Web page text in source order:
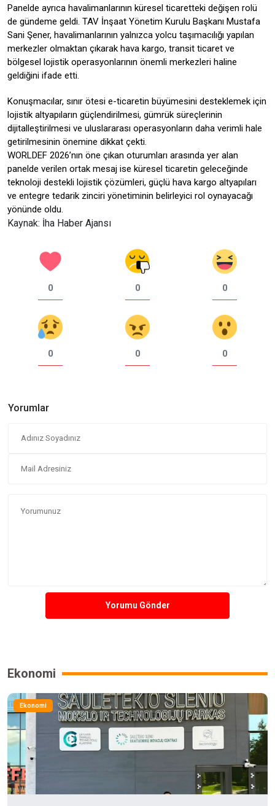
Panelde ayrıca havalimanlarının küresel ticaretteki değişen rolü
de gündeme geldi. TAV İnşaat Yönetim Kurulu Başkanı Mustafa
Sani Şener, havalimanlarının yalnızca yolcu taşımacılığı yapılan
merkezler olmaktan çıkarak hava kargo, transit ticaret ve
bölgesel lojistik operasyonlarının önemli merkezleri haline
geldiğini ifade etti.
Konuşmacılar, sınır ötesi e-ticaretin büyümesini desteklemek için
lojistik altyapıların güçlendirilmesi, gümrük süreçlerinin
dijitalleştirilmesi ve uluslararası operasyonların daha verimli hale
getirilmesinin önemine dikkat çekti.
WORLDEF 2026’nın öne çıkan oturumları arasında yer alan
panelde verilen ortak mesaj ise küresel ticaretin geleceğinde
teknoloji destekli lojistik çözümleri, güçlü hava kargo altyapıları
ve entegre tedarik zinciri yönetiminin belirleyici rol oynayacağı
yönünde oldu.
Kaynak: İha Haber Ajansı
0 0 0
0 0 0
Yorumlar
Yorumu Gönder
Ekonomi
Ekonomi